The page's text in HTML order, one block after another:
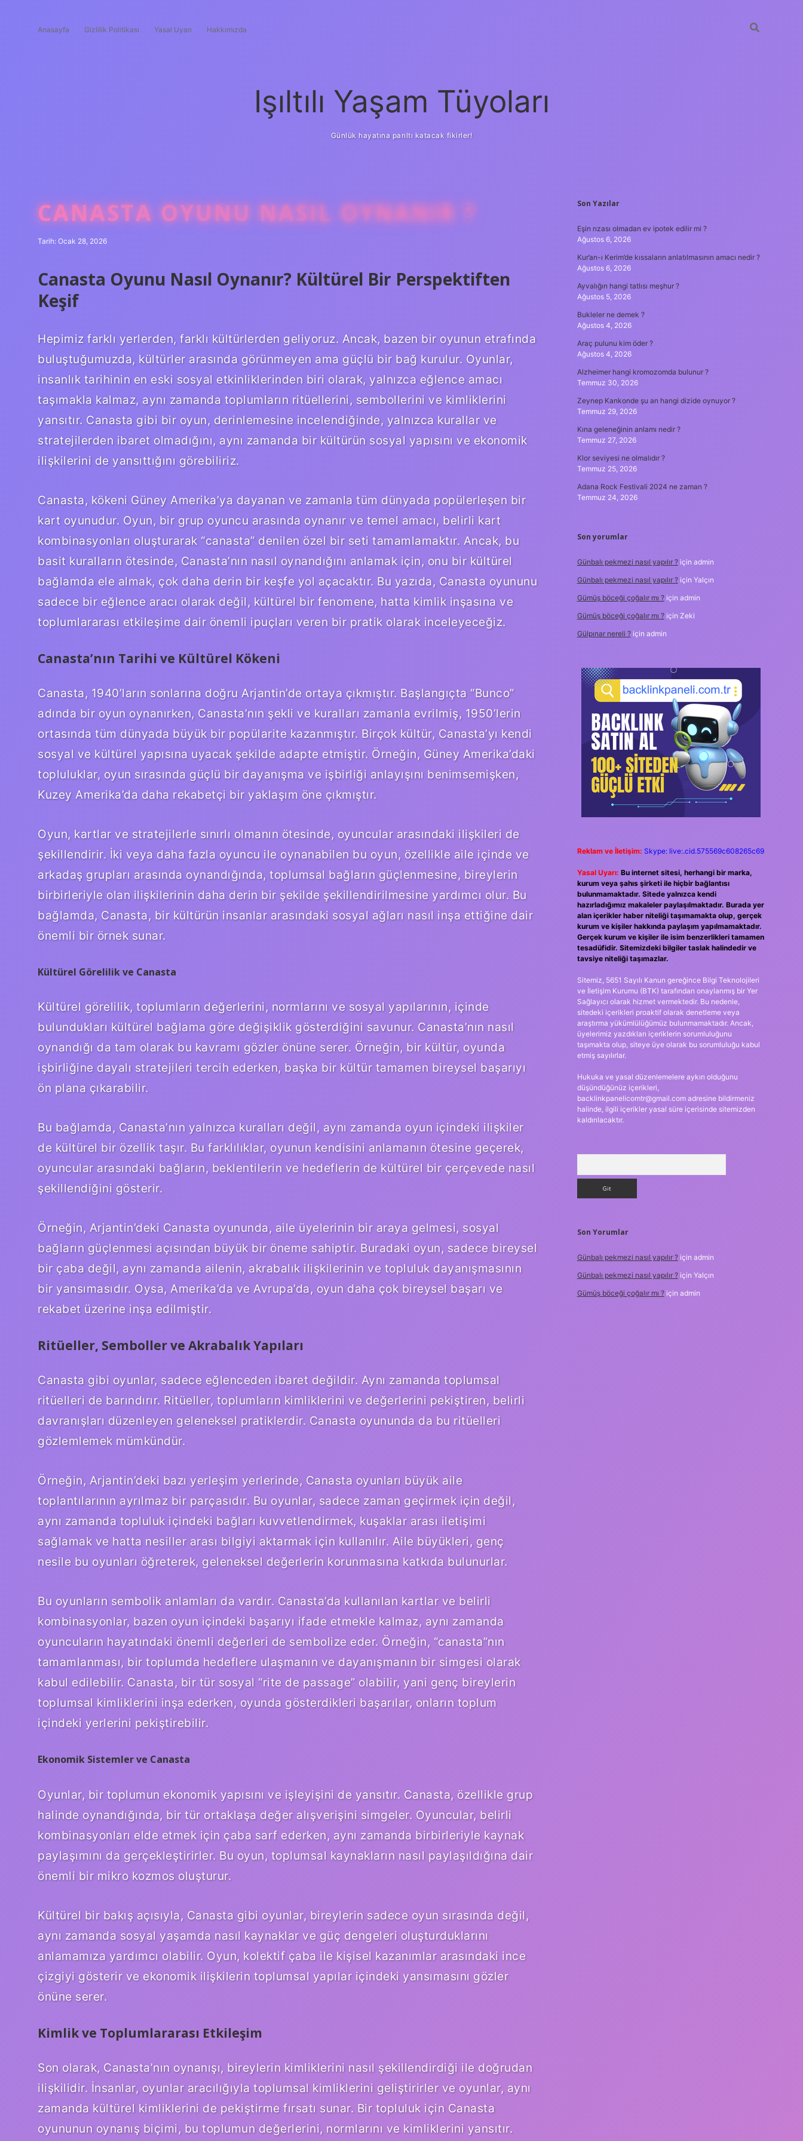
Anasayfa Gizlilik Politikası Yasal Uyarı Hakkımızda
Işıltılı Yaşam Tüyoları
Günlük hayatına parıltı katacak fikirler!
CANASTA OYUNU NASIL OYNANIR ?
Tarih: Ocak 28, 2026
Canasta Oyunu Nasıl Oynanır? Kültürel Bir Perspektiften
Keşif
Hepimiz farklı yerlerden, farklı kültürlerden geliyoruz. Ancak, bazen bir oyunun etrafında
buluştuğumuzda, kültürler arasında görünmeyen ama güçlü bir bağ kurulur. Oyunlar,
insanlık tarihinin en eski sosyal etkinliklerinden biri olarak, yalnızca eğlence amacı
taşımakla kalmaz, aynı zamanda toplumların ritüellerini, sembollerini ve kimliklerini
yansıtır. Canasta gibi bir oyun, derinlemesine incelendiğinde, yalnızca kurallar ve
stratejilerden ibaret olmadığını, aynı zamanda bir kültürün sosyal yapısını ve ekonomik
ilişkilerini de yansıttığını görebiliriz.
Canasta, kökeni Güney Amerika’ya dayanan ve zamanla tüm dünyada popülerleşen bir
kart oyunudur. Oyun, bir grup oyuncu arasında oynanır ve temel amacı, belirli kart
kombinasyonları oluşturarak “canasta” denilen özel bir seti tamamlamaktır. Ancak, bu
basit kuralların ötesinde, Canasta’nın nasıl oynandığını anlamak için, onu bir kültürel
bağlamda ele almak, çok daha derin bir keşfe yol açacaktır. Bu yazıda, Canasta oyununu
sadece bir eğlence aracı olarak değil, kültürel bir fenomene, hatta kimlik inşasına ve
toplumlararası etkileşime dair önemli ipuçları veren bir pratik olarak inceleyeceğiz.
Canasta’nın Tarihi ve Kültürel Kökeni
Canasta, 1940’ların sonlarına doğru Arjantin’de ortaya çıkmıştır. Başlangıçta “Bunco”
adında bir oyun oynanırken, Canasta’nın şekli ve kuralları zamanla evrilmiş, 1950’lerin
ortasında tüm dünyada büyük bir popülarite kazanmıştır. Birçok kültür, Canasta’yı kendi
sosyal ve kültürel yapısına uyacak şekilde adapte etmiştir. Örneğin, Güney Amerika’daki
topluluklar, oyun sırasında güçlü bir dayanışma ve işbirliği anlayışını benimsemişken,
Kuzey Amerika’da daha rekabetçi bir yaklaşım öne çıkmıştır.
Oyun, kartlar ve stratejilerle sınırlı olmanın ötesinde, oyuncular arasındaki ilişkileri de
şekillendirir. İki veya daha fazla oyuncu ile oynanabilen bu oyun, özellikle aile içinde ve
arkadaş grupları arasında oynandığında, toplumsal bağların güçlenmesine, bireylerin
birbirleriyle olan ilişkilerinin daha derin bir şekilde şekillendirilmesine yardımcı olur. Bu
bağlamda, Canasta, bir kültürün insanlar arasındaki sosyal ağları nasıl inşa ettiğine dair
önemli bir örnek sunar.
Kültürel Görelilik ve Canasta
Kültürel görelilik, toplumların değerlerini, normlarını ve sosyal yapılarının, içinde
bulundukları kültürel bağlama göre değişiklik gösterdiğini savunur. Canasta’nın nasıl
oynandığı da tam olarak bu kavramı gözler önüne serer. Örneğin, bir kültür, oyunda
işbirliğine dayalı stratejileri tercih ederken, başka bir kültür tamamen bireysel başarıyı
ön plana çıkarabilir.
Bu bağlamda, Canasta’nın yalnızca kuralları değil, aynı zamanda oyun içindeki ilişkiler
de kültürel bir özellik taşır. Bu farklılıklar, oyunun kendisini anlamanın ötesine geçerek,
oyuncular arasındaki bağların, beklentilerin ve hedeflerin de kültürel bir çerçevede nasıl
şekillendiğini gösterir.
Örneğin, Arjantin’deki Canasta oyununda, aile üyelerinin bir araya gelmesi, sosyal
bağların güçlenmesi açısından büyük bir öneme sahiptir. Buradaki oyun, sadece bireysel
bir çaba değil, aynı zamanda ailenin, akrabalık ilişkilerinin ve topluluk dayanışmasının
bir yansımasıdır. Oysa, Amerika’da ve Avrupa’da, oyun daha çok bireysel başarı ve
rekabet üzerine inşa edilmiştir.
Ritüeller, Semboller ve Akrabalık Yapıları
Canasta gibi oyunlar, sadece eğlenceden ibaret değildir. Aynı zamanda toplumsal
ritüelleri de barındırır. Ritüeller, toplumların kimliklerini ve değerlerini pekiştiren, belirli
davranışları düzenleyen geleneksel pratiklerdir. Canasta oyununda da bu ritüelleri
gözlemlemek mümkündür.
Örneğin, Arjantin’deki bazı yerleşim yerlerinde, Canasta oyunları büyük aile
toplantılarının ayrılmaz bir parçasıdır. Bu oyunlar, sadece zaman geçirmek için değil,
aynı zamanda topluluk içindeki bağları kuvvetlendirmek, kuşaklar arası iletişimi
sağlamak ve hatta nesiller arası bilgiyi aktarmak için kullanılır. Aile büyükleri, genç
nesile bu oyunları öğreterek, geleneksel değerlerin korunmasına katkıda bulunurlar.
Bu oyunların sembolik anlamları da vardır. Canasta’da kullanılan kartlar ve belirli
kombinasyonlar, bazen oyun içindeki başarıyı ifade etmekle kalmaz, aynı zamanda
oyuncuların hayatındaki önemli değerleri de sembolize eder. Örneğin, “canasta”nın
tamamlanması, bir toplumda hedeflere ulaşmanın ve dayanışmanın bir simgesi olarak
kabul edilebilir. Canasta, bir tür sosyal “rite de passage” olabilir, yani genç bireylerin
toplumsal kimliklerini inşa ederken, oyunda gösterdikleri başarılar, onların toplum
içindeki yerlerini pekiştirebilir.
Ekonomik Sistemler ve Canasta
Oyunlar, bir toplumun ekonomik yapısını ve işleyişini de yansıtır. Canasta, özellikle grup
halinde oynandığında, bir tür ortaklaşa değer alışverişini simgeler. Oyuncular, belirli
kombinasyonları elde etmek için çaba sarf ederken, aynı zamanda birbirleriyle kaynak
paylaşımını da gerçekleştirirler. Bu oyun, toplumsal kaynakların nasıl paylaşıldığına dair
önemli bir mikro kozmos oluşturur.
Kültürel bir bakış açısıyla, Canasta gibi oyunlar, bireylerin sadece oyun sırasında değil,
aynı zamanda sosyal yaşamda nasıl kaynaklar ve güç dengeleri oluşturduklarını
anlamamıza yardımcı olabilir. Oyun, kolektif çaba ile kişisel kazanımlar arasındaki ince
çizgiyi gösterir ve ekonomik ilişkilerin toplumsal yapılar içindeki yansımasını gözler
önüne serer.
Kimlik ve Toplumlararası Etkileşim
Son olarak, Canasta’nın oynanışı, bireylerin kimliklerini nasıl şekillendirdiği ile doğrudan
ilişkilidir. İnsanlar, oyunlar aracılığıyla toplumsal kimliklerini geliştirirler ve oyunlar, aynı
zamanda kültürel kimliklerini de pekiştirme fırsatı sunar. Bir topluluk için Canasta
oyununun oynanış biçimi, bu toplumun değerlerini, normlarını ve kimliklerini yansıtır.
SIDEBAR
Son Yazılar
Eşin rızası olmadan ev ipotek edilir mi ?
Ağustos 6, 2026
Kur’an-ı Kerim’de kıssaların anlatılmasının amacı nedir ?
Ağustos 6, 2026
Ayvalığın hangi tatlısı meşhur ?
Ağustos 5, 2026
Bukleler ne demek ?
Ağustos 4, 2026
Araç pulunu kim öder ?
Ağustos 4, 2026
Alzheimer hangi kromozomda bulunur ?
Temmuz 30, 2026
Zeynep Kankonde şu an hangi dizide oynuyor ?
Temmuz 29, 2026
Kına geleneğinin anlamı nedir ?
Temmuz 27, 2026
Klor seviyesi ne olmalıdır ?
Temmuz 25, 2026
Adana Rock Festivali 2024 ne zaman ?
Temmuz 24, 2026
Son yorumlar
Günbalı pekmezi nasıl yapılır ?için admin
Günbalı pekmezi nasıl yapılır ?için Yalçın
Gümüş böceği çoğalır mı ?için admin
Gümüş böceği çoğalır mı ?için Zeki
Gülpınar nereli ?için admin
Reklam ve İletişim: Skype: live:.cid.575569c608265c69
Yasal Uyarı: Bu internet sitesi, herhangi bir marka,
kurum veya şahıs şirketi ile hiçbir bağlantısı
bulunmamaktadır. Sitede yalnızca kendi
hazırladığımız makaleler paylaşılmaktadır. Burada yer
alan içerikler haber niteliği taşımamakta olup, gerçek
kurum ve kişiler hakkında paylaşım yapılmamaktadır.
Gerçek kurum ve kişiler ile isim benzerlikleri tamamen
tesadüfidir. Sitemizdeki bilgiler taslak halindedir ve
tavsiye niteliği taşımazlar.
Sitemiz, 5651 Sayılı Kanun gereğince Bilgi Teknolojileri
ve İletişim Kurumu (BTK) tarafından onaylanmış bir Yer
Sağlayıcı olarak hizmet vermektedir. Bu nedenle,
sitedeki içerikleri proaktif olarak denetleme veya
araştırma yükümlülüğümüz bulunmamaktadır. Ancak,
üyelerimiz yazdıkları içeriklerin sorumluluğunu
taşımakta olup, siteye üye olarak bu sorumluluğu kabul
etmiş sayılırlar.
Hukuka ve yasal düzenlemelere aykırı olduğunu
düşündüğünüz içerikleri,
backlinkpanelicomtr@gmail.comadresine bildirmeniz
halinde, ilgili içerikler yasal süre içerisinde sitemizden
kaldırılacaktır.
Son Yorumlar
Günbalı pekmezi nasıl yapılır ?için admin
Günbalı pekmezi nasıl yapılır ?için Yalçın
Gümüş böceği çoğalır mı ?için admin